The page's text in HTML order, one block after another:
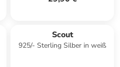
Scout
925/- Sterling Silber in weiß